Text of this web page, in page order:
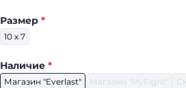
Размер *
10 x 7
Наличие *
Магазин "Everlast" Магазин "MyFight"